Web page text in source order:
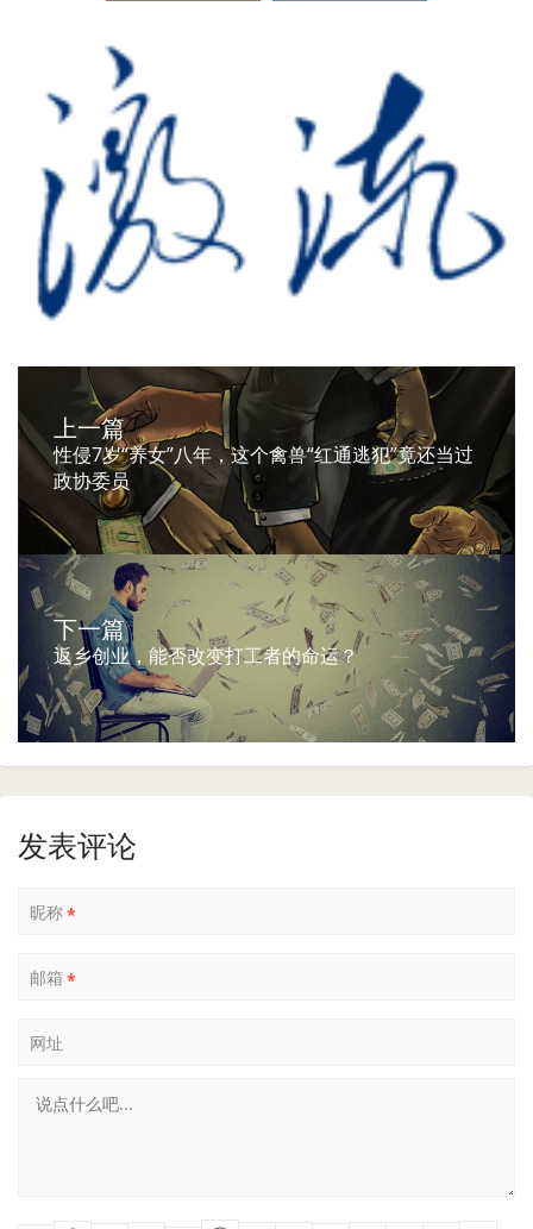
上一篇
性侵7岁“养女”八年，这个禽兽“红通逃犯”竟还当过
政协委员
下一篇
返乡创业，能否改变打工者的命运？
发表评论
昵称*
邮箱 *
网址